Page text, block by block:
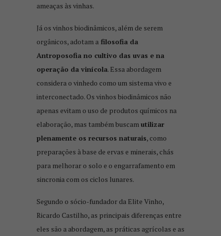
ameaças às vinhas.
Já os vinhos biodinâmicos, além de serem
orgânicos, adotam a filosofia da
Antroposofia no cultivo das uvas e na
operação da vinícola. Essa abordagem
considera o vinhedo como um sistema vivo e
interconectado. Os vinhos biodinâmicos não
apenas evitam o uso de produtos químicos na
elaboração, mas também buscamutilizar
plenamente os recursos naturais, como
preparações à base de ervas e minerais, chás
para melhorar o solo e o engarrafamento em
sincronia com os ciclos lunares.
Segundo o sócio-fundador da Elite Vinho,
Ricardo Castilho, as principais diferenças entre
eles são a abordagem, as práticas agrícolas e as